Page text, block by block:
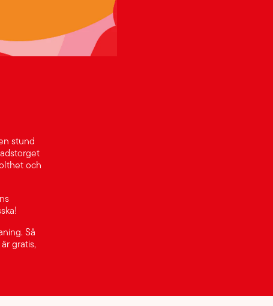
stund
och
Så
gratis,